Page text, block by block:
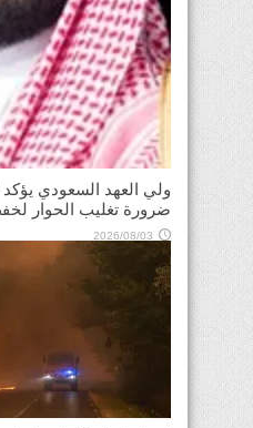
ولي العهد السعودي
ضرورة تغليب الحوار
2026/08/03